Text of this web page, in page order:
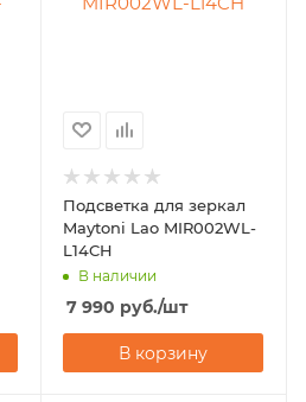
Подсветка для зеркал
Maytoni Lao MIR002WL-
L14CH
В наличии
7 990 руб./шт
В корзину